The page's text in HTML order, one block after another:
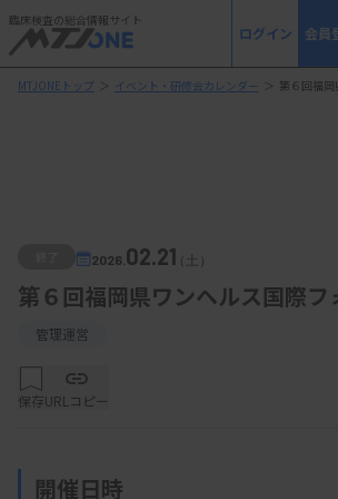
臨床検査の総合情報サイト
ログイン 会員
MTJONEトップ ＞ イベント・研修会カレンダー ＞ 第６回福
2026. 02.21 （土）
第６回福岡県ワンヘルス国際フ
管理運営
保存URLコピー
開催日時